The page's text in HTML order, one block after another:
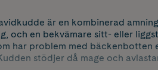
är en kombinerad
och en bekvämare sitt- eller
har problem med bäckenbotten
stödjer då mage och